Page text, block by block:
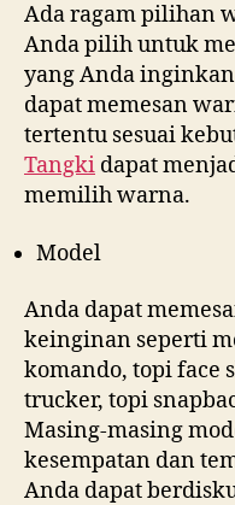
Ada ragam pilihan
Anda pilih untuk
yang Anda
dapat memesan
tertentu sesuai
Tangki dapat
memilih warna.
Model
Anda dapat
keinginan seperti
komando, topi face
trucker, topi
Masing-masing
kesempatan dan
Anda dapat